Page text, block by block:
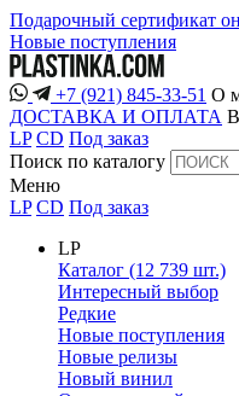
Подарочный сертификат
Новые поступления
+7 (921) 845-33-51 О
ДОСТАВКА И ОПЛАТА
LP CD Под заказ
Поиск по каталогу
Меню
LP CD Под заказ
LP
Каталог (12 739 шт.)
Интересный выбор
Редкие
Новые поступления
Новые релизы
Новый винил